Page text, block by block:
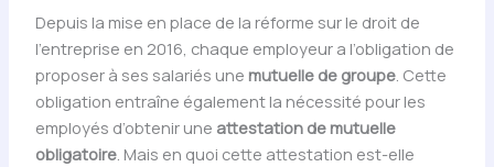
Depuis la mise en place de la réforme sur le droit de
l’entreprise en 2016, chaque employeur a l’obligation de
proposer à ses salariés une mutuelle de groupe. Cette
obligation entraîne également la nécessité pour les
employés d’obtenir une attestation de mutuelle
obligatoire. Mais en quoi cette attestation est-elle